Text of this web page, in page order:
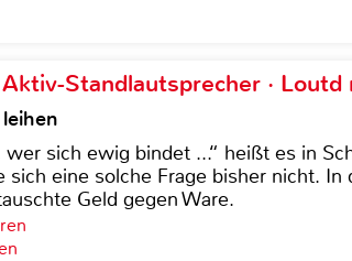
Standlautsprecher · Loutd
sich ewig bindet ...“ heißt es in
sich eine solche Frage bisher nicht. In
Geld gegen Ware.